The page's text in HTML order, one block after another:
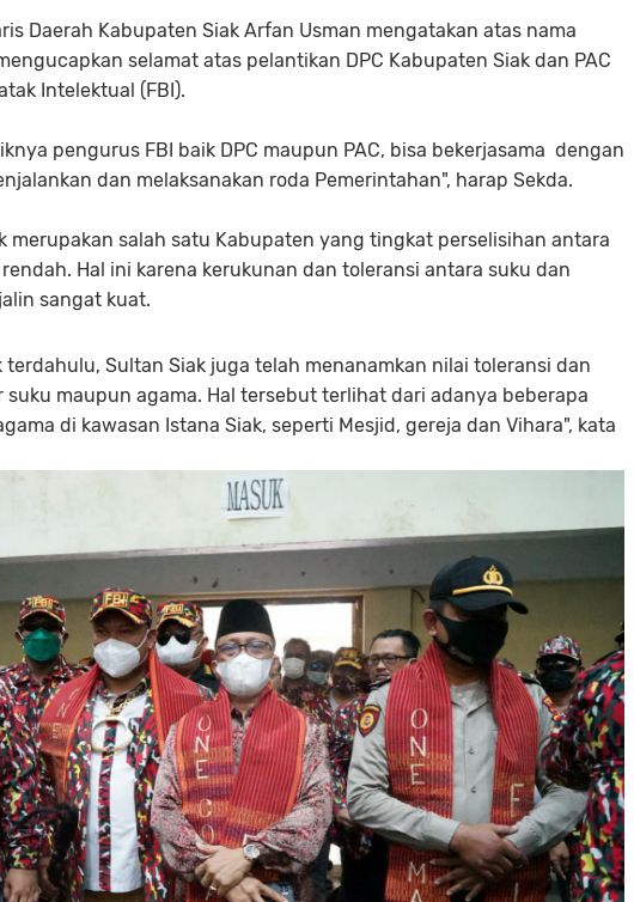
Daerah Kabupaten Siak Arfan Usman mengatakan atas nama
selamat atas pelantikan DPC Kabupaten Siak dan PAC
Intelektual (FBI).
pengurus FBI baik DPC maupun PAC, bisa bekerjasama dengan
dan melaksanakan roda Pemerintahan", harap Sekda.
merupakan salah satu Kabupaten yang tingkat perselisihan antara
Hal ini karena kerukunan dan toleransi antara suku dan
sangat kuat.
terdahulu, Sultan Siak juga telah menanamkan nilai toleransi dan
maupun agama. Hal tersebut terlihat dari adanya beberapa
di kawasan Istana Siak, seperti Mesjid, gereja dan Vihara", kata